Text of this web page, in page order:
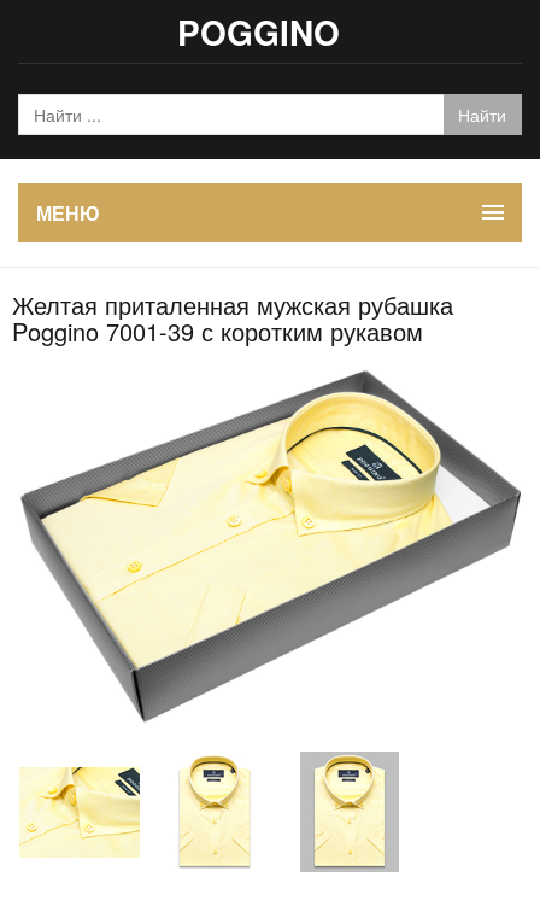
POGGINO
МЕНЮ
Желтая приталенная мужская рубашка
Poggino 7001-39 с коротким рукавом